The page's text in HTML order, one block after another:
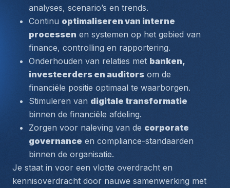
analyses, scenario’s en trends.
Continu optimaliseren van interne
processen en systemen op het gebied van
finance, controlling en rapportering.
Onderhouden van relaties met banken,
investeerders en auditors om de
financiële positie optimaal te waarborgen.
Stimuleren van digitale transformatie
binnen de financiële afdeling.
Zorgen voor naleving van de corporate
governance en compliance-standaarden
binnen de organisatie.
Je staat in voor een vlotte overdracht en
kennisoverdracht door nauwe samenwerking met